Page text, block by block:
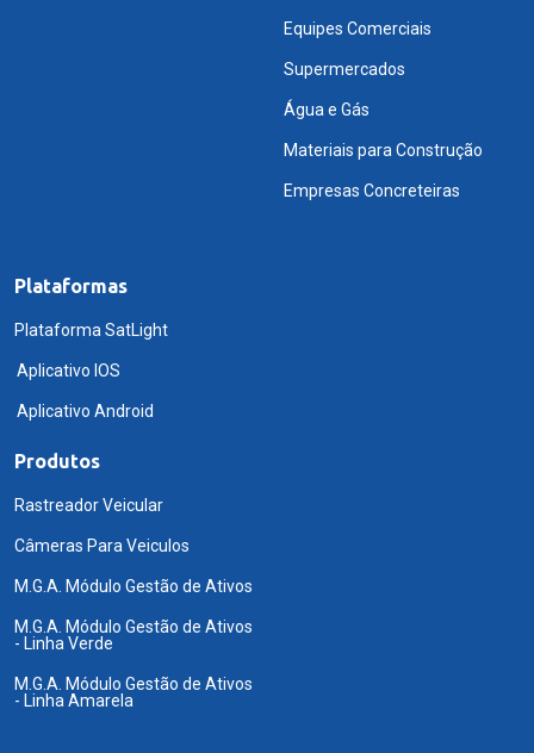
Equipes Comerciais
Supermercados
Água e Gás
Materiais para Construção
Empresas Concreteiras
Plataformas
Plataforma SatLight
Aplicativo IOS
Aplicativo Android
Produtos
Rastreador Veicular
Câmeras Para Veiculos
M.G.A. Módulo Gestão de Ativos
M.G.A. Módulo Gestão de Ativos
- Linha Verde
M.G.A. Módulo Gestão de Ativos
- Linha Amarela